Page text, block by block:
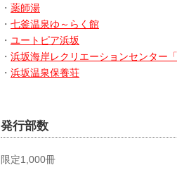
・ 薬師湯
・ 七釜温泉ゆ～らく館
・ ユートピア浜坂
・ 浜坂海岸レクリエーションセンター「
・ 浜坂温泉保養荘
発行部数
限定1,000冊